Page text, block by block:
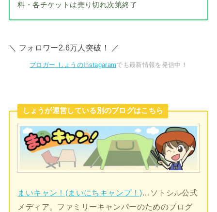
料・各チケットは売り切れ次第終了
＼ フォロワー2.6万人突破！ ／
ブロガー しょうのInstagaramでも最新情報を発信中！
しょうが運営している別のブログはこちら
まいキャン！(まいにちキャンプ！) …ソトシル公式
メディア。ファミリーキャンパーのためのブログ